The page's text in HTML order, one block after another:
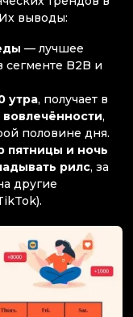
выводы:
— лучшее
сегменте B2B и
утра, получает в
,
половине дня.
пятницы и ночь
рилс, за
другие